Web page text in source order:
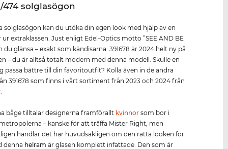
474 solglasögon
solglasögon kan du utöka din egen look med hjälp av en
ur extraklassen. Just enligt Edel-Optics motto ”SEE AND BE
du glänsa – exakt som kändisarna. 391678 är 2024 helt ny på
– du är alltså totalt modern med denna modell. Skulle en
passa bättre till din favoritoutfit? Kolla även in de andra
391678 som finns i vårt sortiment från 2023 och 2024 från
båge tilltalar designerna framförallt kvinnor som bor i
– kanske för att träffa Mister Right, men
handlar det här huvudsakligen om den rätta looken för
denna helram är glasen komplett infattade. Den som är